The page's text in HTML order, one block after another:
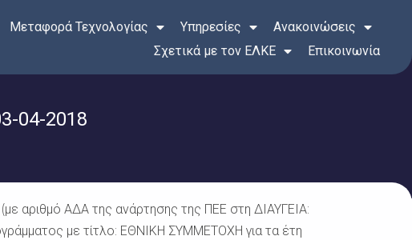
Μεταφορά Τεχνολογίας Υπηρεσίες
Ανακοινώσεις
Σχετικά με τον ΕΛΚΕ
Επικοινωνία
04-2018
αριθμό ΑΔΑ της ανάρτησης της ΠΕΕ στη ΔΙΑΥΓΕΙΑ:
με τίτλο: ΕΘΝΙΚΗ ΣΥΜΜΕΤΟΧΗ για τα έτη